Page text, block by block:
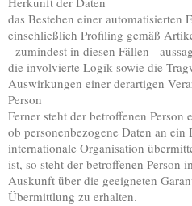
das Bestehen einer automatisierten
einschließlich Profiling gemäß
- zumindest in diesen Fällen -
die involvierte Logik sowie die
Auswirkungen einer derartigen
Person
Ferner steht der betroffenen
ob personenbezogene Daten an
internationale Organisation
ist, so steht der betroffenen Person
Auskunft über die geeigneten
Übermittlung zu erhalten.